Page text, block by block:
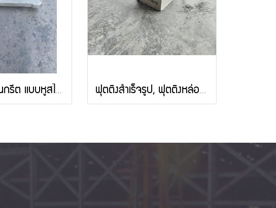
ฝารางน้ำคอนกรีต เเบบหูสไลด์ ฟุตติ้งสำเร็จรูป, ฟุตติ้งหล่อสำเร็จ, ฐานรากสำเร็จรูป